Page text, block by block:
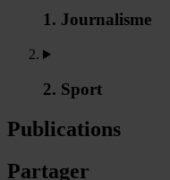
1. Journalisme
2. Sport
Publications
Partager